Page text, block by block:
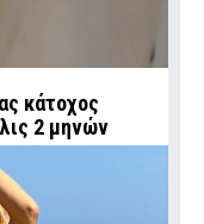
κάτοχος
2 μηνών